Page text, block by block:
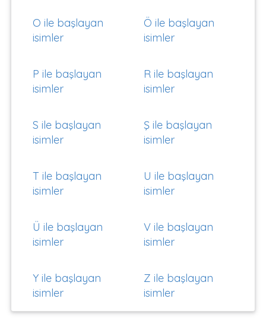
O ile başlayan
isimler
Ö ile başlayan
isimler
P ile başlayan
isimler
R ile başlayan
isimler
S ile başlayan
isimler
Ş ile başlayan
isimler
T ile başlayan
isimler
U ile başlayan
isimler
Ü ile başlayan
isimler
V ile başlayan
isimler
Y ile başlayan
isimler
Z ile başlayan
isimler